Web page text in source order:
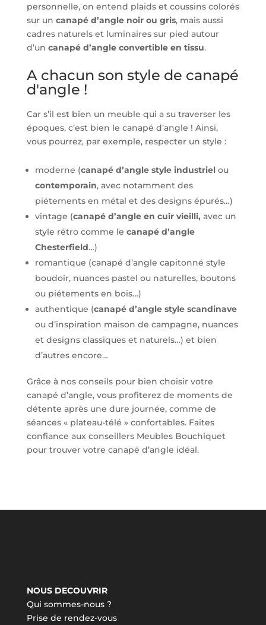
personnelle, on entend plaids et coussins colorés
sur un canapé d’angle noir ou gris, mais aussi
cadres naturels et luminairessur pied autour
d’un canapé d’angle convertible en tissu.
A chacun son style de canapé
d'angle !
Car s’il est bien un meuble qui a su traverser les
époques, c’est bien le canapé d’angle ! Ainsi,
vous pourrez, par exemple, respecter un style :
moderne (canapé d’angle style industrielou
contemporain, avec notamment des
piétements en métal et des designs épurés…)
vintage (canapé d’angle en cuir vieilli, avec un
style rétro comme le canapé d’angle
Chesterfield…)
romantique (canapé d’angle capitonné style
boudoir, nuances pastel ou naturelles, boutons
ou piétements en bois…)
authentique (canapé d’angle style scandinave
ou d’inspiration maison de campagne, nuances
et designs classiques et naturels…) et bien
d’autres encore…
Grâce à nos conseils pour bien choisir votre
canapé d’angle, vous profiterez de moments de
détente après une dure journée, comme de
séances « plateau-télé » confortables. Faites
confiance aux conseillers Meubles Bouchiquet
pour trouver votre canapé d’angle idéal.
NOUS DECOUVRIR
Qui sommes-nous ?
Prise de rendez-vous